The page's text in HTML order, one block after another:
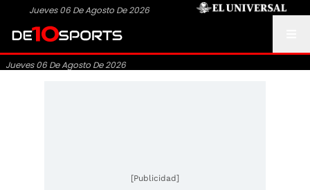
Jueves 06 De Agosto De 2026
Jueves 06 De Agosto De 2026
[Publicidad]